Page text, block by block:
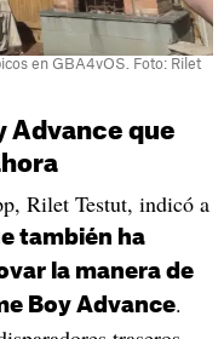
en GBA4vOS. Foto: Rilet
Advance que
Rilet Testut, indicó a
también ha
la manera de
Boy Advance.